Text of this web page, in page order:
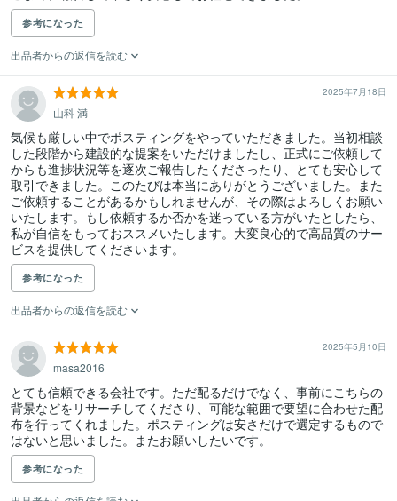
参考になった
出品者からの返信を読む
2025年7月18日
山科 満
気候も厳しい中でポスティングをやっていただきました。当初相談
した段階から建設的な提案をいただけましたし、正式にご依頼して
からも進捗状況等を逐次ご報告したくださったり、とても安心して
取引できました。このたびは本当にありがとうございました。また
ご依頼することがあるかもしれませんが、その際はよろしくお願い
いたします。もし依頼するか否かを迷っている方がいたとしたら、
私が自信をもっておススメいたします。大変良心的で高品質のサー
ビスを提供してくださいます。
参考になった
出品者からの返信を読む
2025年5月10日
masa2016
とても信頼できる会社です。ただ配るだけでなく、事前にこちらの
背景などをリサーチしてくださり、可能な範囲で要望に合わせた配
布を行ってくれました。ポスティングは安さだけで選定するもので
はないと思いました。またお願いしたいです。
参考になった